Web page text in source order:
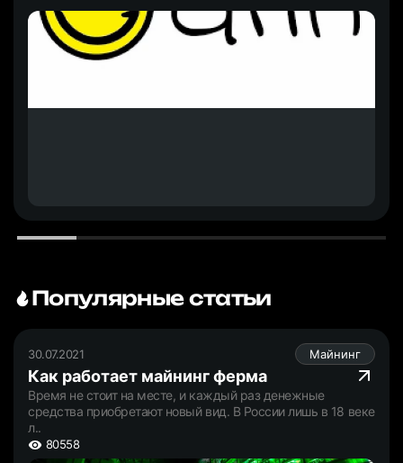
Популярные статьи
30.07.2021 Майнинг
Как работает майнинг ферма
Время не стоит на месте, и каждый раз денежные
средства приобретают новый вид. В России лишь в 18 веке
л..
80558